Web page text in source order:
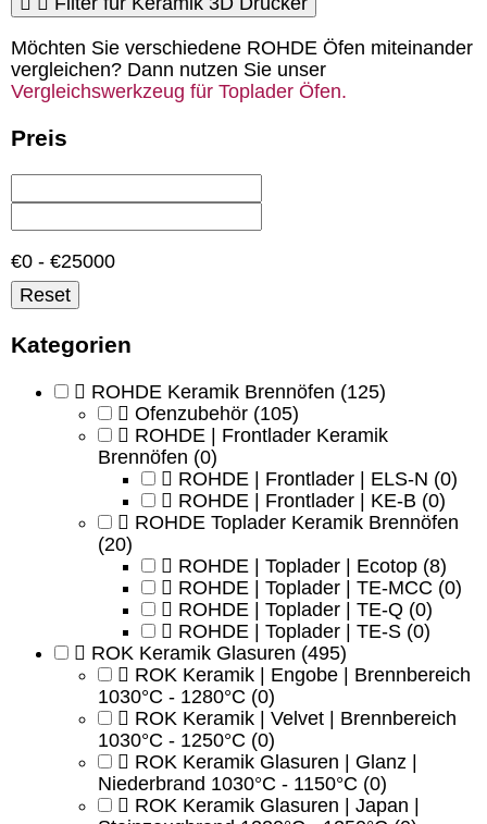
Möchten Sie verschiedene ROHDE Öfen miteinander
vergleichen? Dann nutzen Sie unser
Vergleichswerkzeug für Toplader Öfen.
Preis
€0 - €25000
Reset
Kategorien
ROHDE Keramik Brennöfen (125)
Ofenzubehör (105)
ROHDE | Frontlader Keramik
Brennöfen (0)
ROHDE | Frontlader | ELS-N (0)
ROHDE | Frontlader | KE-B (0)
ROHDE Toplader Keramik Brennöfen
(20)
ROHDE | Toplader | Ecotop (8)
ROHDE | Toplader | TE-MCC (0)
ROHDE | Toplader | TE-Q (0)
ROHDE | Toplader | TE-S (0)
ROK Keramik Glasuren (495)
ROK Keramik | Engobe | Brennbereich
1030°C - 1280°C (0)
ROK Keramik | Velvet | Brennbereich
1030°C - 1250°C (0)
ROK Keramik Glasuren | Glanz |
Niederbrand 1030°C - 1150°C (0)
ROK Keramik Glasuren | Japan |